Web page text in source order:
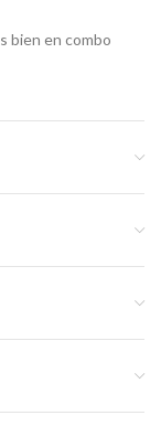
bien en combo